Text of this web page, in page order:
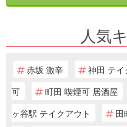
人気
赤坂 激辛 神田 テイ
可
町田 喫煙可 居酒屋
ヶ谷駅 テイクアウト
田